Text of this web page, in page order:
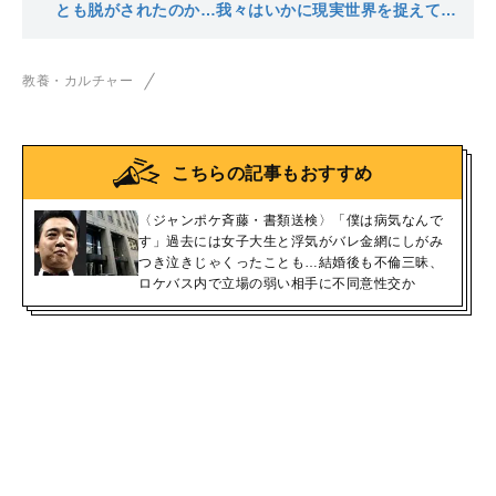
とも脱がされたのか…我々はいかに現実世界を捉えてい
教養・カルチャー
こちらの記事もおすすめ
〈ジャンポケ斉藤・書類送検〉「僕は病気なんで
す」過去には女子大生と浮気がバレ金網にしがみ
つき泣きじゃくったことも…結婚後も不倫三昧、
ロケバス内で立場の弱い相手に不同意性交か